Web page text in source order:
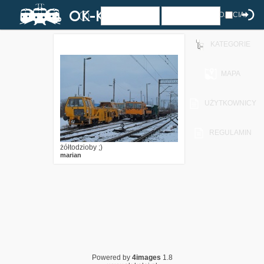
ZDJĘCIA
KATEGORIE
MAPA
UŻYTKOWNICY
REGULAMIN
żółtodzioby ;)
marian
Powered by 4images 1.8